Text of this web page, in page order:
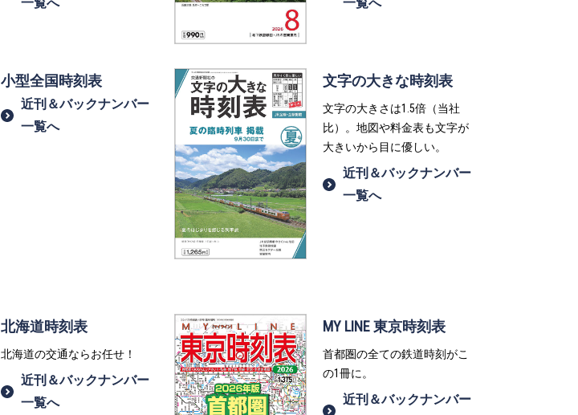
小型全国時刻表
近刊＆バックナンバー
一覧へ
文字の大きな時刻表
文字の大きさは1.5倍（当社
比）。地図や料金表も文字が
大きいから目に優しい。
近刊＆バックナンバー
一覧へ
北海道時刻表
北海道の交通ならお任せ！
近刊＆バックナンバー
一覧へ
MY LINE 東京時刻表
首都圏の全ての鉄道時刻がこ
の1冊に。
近刊＆バックナンバー